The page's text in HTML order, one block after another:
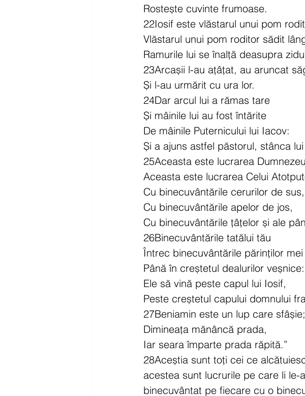
Rostește cuvinte frumoase.
22Iosif este vlăstarul unui pom
Vlăstarul unui pom roditor sădit
Ramurile lui se înalță deasupra
23Arcașii l-au ațâțat, au aruncat
Și l-au urmărit cu ura lor.
24Dar arcul lui a rămas tare
Și mâinile lui au fost întărite
De mâinile Puternicului lui Iacov:
Și a ajuns astfel păstorul, stânca
25Aceasta este lucrarea
Aceasta este lucrarea Celui
Cu binecuvântările cerurilor de sus,
Cu binecuvântările apelor de jos,
Cu binecuvântările țâțelor și ale
26Binecuvântările tatălui tău
Întrec binecuvântările părinților
Până în creștetul dealurilor veșnice:
Ele să vină peste capul lui Iosif,
Peste creștetul capului domnului
27Beniamin este un lup care sfâșie;
Dimineața mănâncă prada,
Iar seara împarte prada răpită.”
28Aceștia sunt toți cei ce
acestea sunt lucrurile pe care li
binecuvântat pe fiecare cu o